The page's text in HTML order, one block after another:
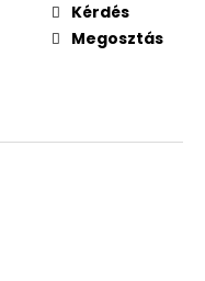
Kérdés
Megosztás